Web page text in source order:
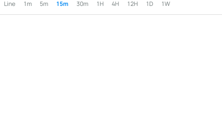
Line 1m 5m 15m 30m 1H 4H 12H 1D 1W